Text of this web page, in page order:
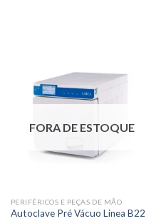
FORA DE ESTOQUE
PERIFÉRICOS E PEÇAS DE MÃO
Autoclave Pré Vácuo Linea B22